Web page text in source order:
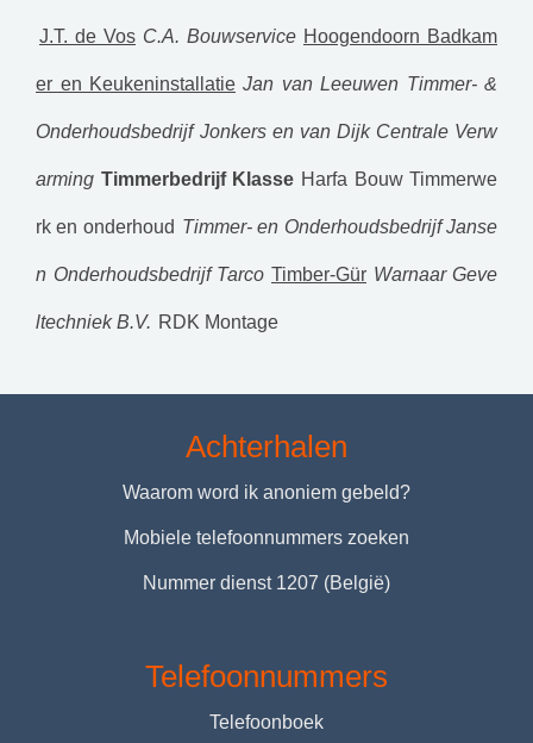
J.T. de Vos C.A. Bouwservice Hoogendoorn Badkam
er en Keukeninstallatie Jan van Leeuwen Timmer- &
Onderhoudsbedrijf Jonkers en van Dijk Centrale Verw
arming Timmerbedrijf Klasse Harfa Bouw Timmerwe
rk en onderhoud Timmer- en Onderhoudsbedrijf Janse
n Onderhoudsbedrijf Tarco Timber-Gür Warnaar Geve
ltechniek B.V. RDK Montage
Achterhalen
Waarom word ik anoniem gebeld?
Mobiele telefoonnummers zoeken
Nummer dienst 1207 (België)
Telefoonnummers
Telefoonboek